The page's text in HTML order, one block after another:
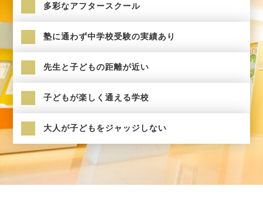
多彩なアフタースクール
塾に通わず中学校受験の実績あり
先生と子どもの距離が近い
子どもが楽しく通える学校
大人が子どもをジャッジしない